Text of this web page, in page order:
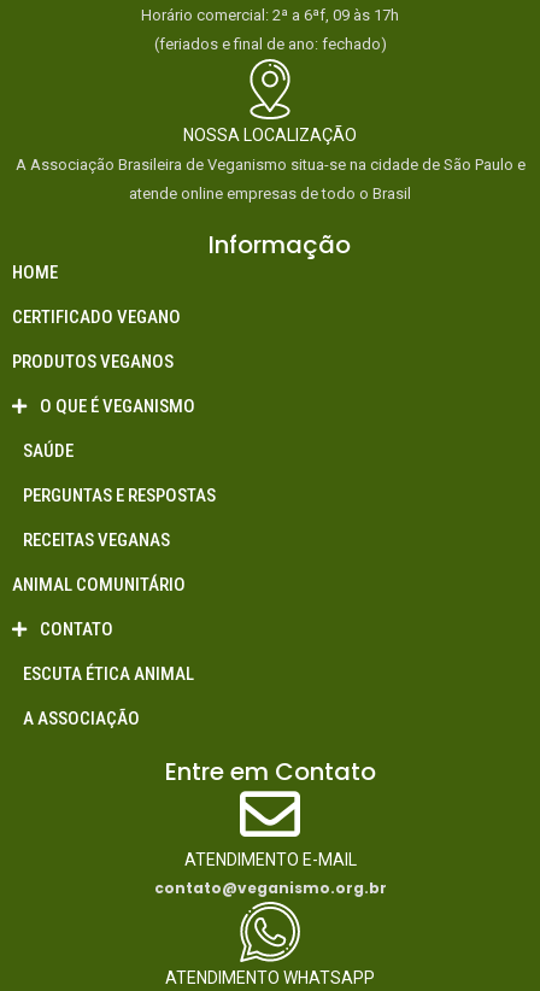
Horário comercial: 2ª a 6ªf, 09 às 17h
(feriados e final de ano: fechado)
NOSSA LOCALIZAÇÃO
A Associação Brasileira de Veganismo situa-se na cidade de São Paulo e
atende online empresas de todo o Brasil
Informação
HOME
CERTIFICADO VEGANO
PRODUTOS VEGANOS
O QUE É VEGANISMO
SAÚDE
PERGUNTAS E RESPOSTAS
RECEITAS VEGANAS
ANIMAL COMUNITÁRIO
CONTATO
ESCUTA ÉTICA ANIMAL
A ASSOCIAÇÃO
Entre em Contato
ATENDIMENTO E-MAIL
contato@veganismo.org.br
ATENDIMENTO WHATSAPP